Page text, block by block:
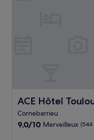
ACE Hôtel
ACE Hôtel Toulouse
Cornebarrieu
9.0
9,0/10 Merveilleux (544